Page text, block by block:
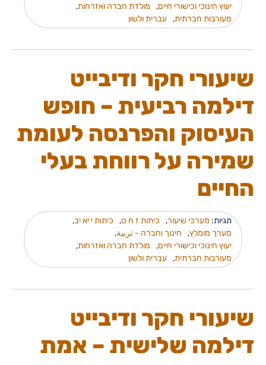
יעוץ חינוכי וכישורי חיים, מולדת חברה ואזרחות,
מעורבות חברתית, עברית ולשון
שיעורי חקר ודיבייט
דילמה רביעית – חופש
העיסוק והפרנסה לעומת
שמירה על רווחת בעלי
החיים
תגיות: מערכי שיעור, כיתות ז ח ט, כיתות י יא יב,
מערך מומלץ, חינוך וחברה - تربية,
יעוץ חינוכי וכישורי חיים, מולדת חברה ואזרחות,
מעורבות חברתית, עברית ולשון
שיעורי חקר ודיבייט
דילמה שלישית – אמת